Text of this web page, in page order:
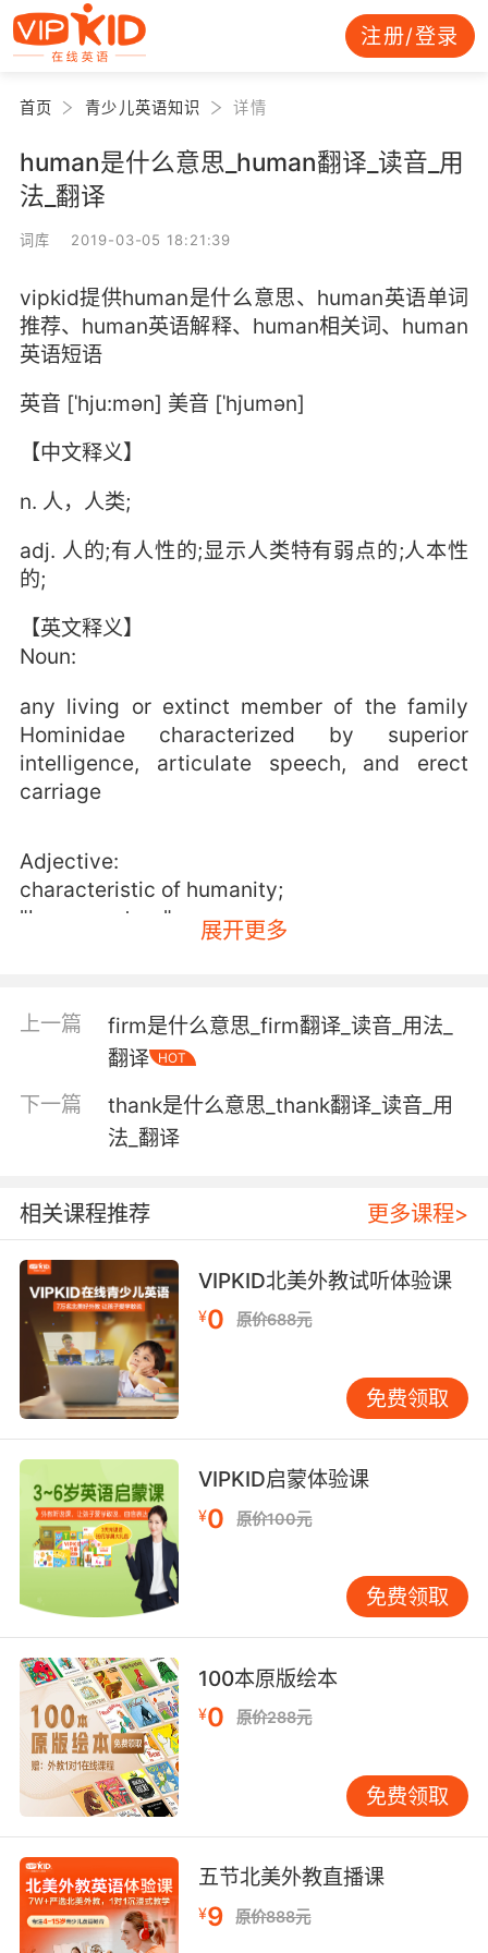
注册/登录
首页 青少儿英语知识 详情
human是什么意思_human翻译_读音_用
法_翻译
词库 2019-03-05 18:21:39
vipkid提供human是什么意思、human英语单词
推荐、human英语解释、human相关词、human
英语短语
英音 [ˈhju:mən] 美音 [ˈhjumən]
【中文释义】
n. 人，人类;
adj. 人的;有人性的;显示人类特有弱点的;人本性
的;
【英文释义】
Noun:
any living or extinct member of the family
Hominidae characterized by superior
intelligence, articulate speech, and erect
carriage
Adjective:
characteristic of humanity;
"human nature"
monkeys and 2 human subjects"
having human form or attributes as opposed
to those of animals or divine beings;
"human beings"
"human frailty"
【human相关词】
Schuman [人名] 舒曼;
humane adj. 仁爱的，慈善的;高尚的;
humanism n. 人道主义，人本主义，人文主义;人
文学; adj. 人文主义的，人道主义的;
humanist n. 人道主义者，人文主义者;
humanitarian adj. 人道主义的;博爱的;慈善的; n.
人道主义者;慈善家;博爱主义者;
humanitarianism n. 博爱主义;人道主义;<宗>基
督凡人论;
humanity n. 人类;人性;人道;人文学科;
humanize v. 赋予人性;使通人情;变为有人性;变为
有情;
humankind n. 人类;
humanly adv. 在人力所及的范围，依靠人力;
humanoid adj. 有人的特点的;人形机;
infrahuman adj. 类人猿的; n. 似人的生物;
inhuman adj. 非人的，不近人情的;残忍的，野蛮
的;无人性的;不人道;
panhuman adj. 泛人类的，全人类的;
protohuman n.& adj. （人类的始祖）原人
（的）;
subhuman adj. 近似人类的，低于人类的，类人
的;
superhuman adj. 超人的; 超出常人能力的;非凡
展开更多
上一篇
firm是什么意思_firm翻译_读音_用法_
翻译
HOT
下一篇
thank是什么意思_thank翻译_读音_用
法_翻译
相关课程推荐 更多课程>
VIPKID北美外教试听体验课
¥0 原价688元
免费领取
VIPKID启蒙体验课
¥0 原价100元
免费领取
100本原版绘本
¥0 原价288元
免费领取
五节北美外教直播课
¥9 原价888元